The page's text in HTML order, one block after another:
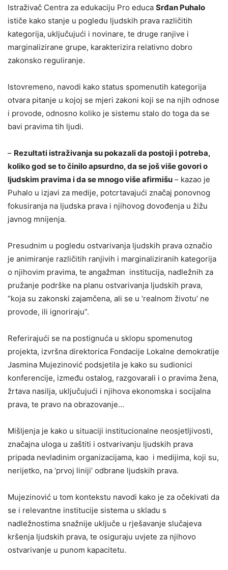
Istraživač Centra za edukaciju Pro educa Srđan Puhalo
ističe kako stanje u pogledu ljudskih prava različitih
kategorija, uključujući i novinare, te druge ranjive i
marginalizirane grupe, karakterizira relativno dobro
zakonsko reguliranje.
Istovremeno, navodi kako status spomenutih kategorija
otvara pitanje u kojoj se mjeri zakoni koji se na njih odnose
i provode, odnosno koliko je sistemu stalo do toga da se
bavi pravima tih ljudi.
– Rezultati istraživanja su pokazali da postoji i potreba,
koliko god se to činilo apsurdno, da se još više govori o
ljudskim pravima i da se mnogo više afirmišu – kazao je
Puhalo u izjavi za medije, potcrtavajući značaj ponovnog
fokusiranja na ljudska prava i njihovog dovođenja u žižu
javnog mnijenja.
Presudnim u pogledu ostvarivanja ljudskih prava označio
je animiranje različitih ranjivih i marginaliziranih kategorija
o njihovim pravima, te angažman institucija, nadležnih za
pružanje podrške na planu ostvarivanja ljudskih prava,
“koja su zakonski zajamčena, ali se u ‘realnom životu’ ne
provode, ili ignoriraju”.
Referirajući se na postignuća u sklopu spomenutog
projekta, izvršna direktorica Fondacije Lokalne demokratije
Jasmina Mujezinović podsjetila je kako su sudionici
konferencije, između ostalog, razgovarali i o pravima žena,
žrtava nasilja, uključujući i njihova ekonomska i socijalna
prava, te pravo na obrazovanje…
Mišljenja je kako u situaciji institucionalne neosjetljivosti,
značajna uloga u zaštiti i ostvarivanju ljudskih prava
pripada nevladinim organizacijama, kao i medijima, koji su,
nerijetko, na ‘prvoj liniji’ odbrane ljudskih prava.
Mujezinović u tom kontekstu navodi kako je za očekivati da
se i relevantne institucije sistema u skladu s
nadležnostima snažnije uključe u rješavanje slučajeva
kršenja ljudskih prava, te osiguraju uvjete za njihovo
ostvarivanje u punom kapacitetu.